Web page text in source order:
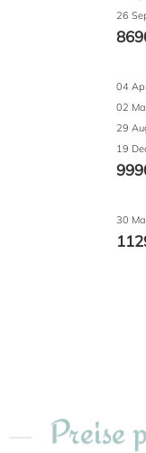
26
04
02
29
19
30
Preise